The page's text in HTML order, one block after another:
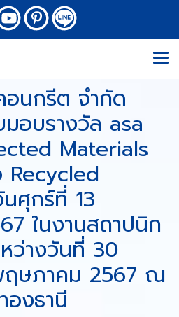
นกรีต จำกัด
อบรางวัล asa
Materials
Recycled
ศุกร์ที่ 13
ในงานสถาปนิก
ว่างวันที่ 30
ษภาคม 2567 ณ
งธานี